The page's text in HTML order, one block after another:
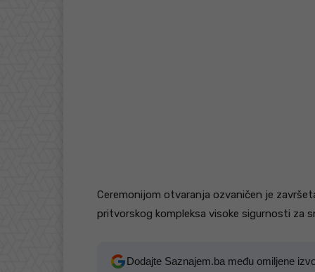
Ceremonijom otvaranja ozvaničen je
pritvorskog kompleksa visoke sigurnosti za
Dodajte Saznajem.ba među omiljene